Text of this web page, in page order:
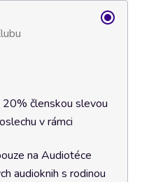
členskou slevou
v rámci
na Audiotéce
audioknih s rodinou